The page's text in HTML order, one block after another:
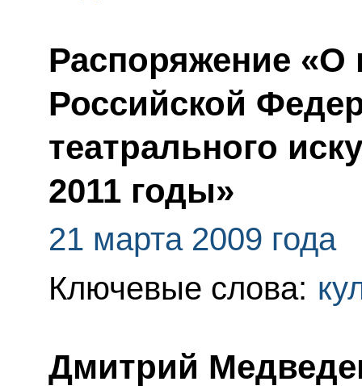
Распоряжение «О
Российской
театрального
2011 годы»
21 марта 2009 года
Ключевые слова:
Дмитрий